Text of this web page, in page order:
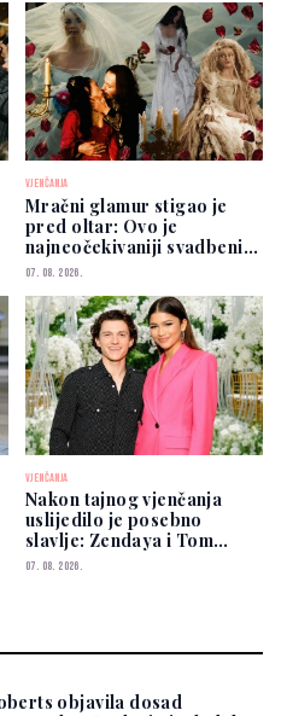
VJENČANJA
Mračni glamur stigao je
pred oltar: Ovo je
najneočekivaniji svadbeni
trend 2026.
07. 08. 2026.
VJENČANJA
Nakon tajnog vjenčanja
uslijedilo je posebno
slavlje: Zendaya i Tom
Holland okupili najbliže
07. 08. 2026.
objavila dosad